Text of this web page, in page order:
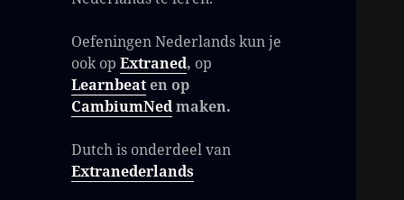
Oefeningen Nederlands kun je
ook opExtraned, op
Learnbeaten op
CambiumNedmaken.
Dutch is onderdeel van
Extranederlands